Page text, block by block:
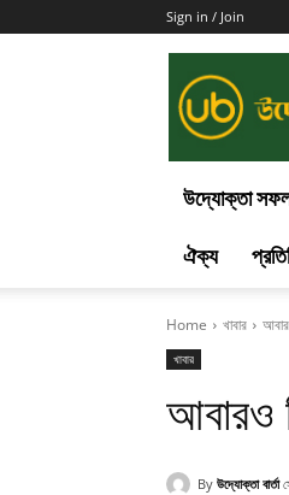
Sign in / Join
উদ্যোক্তা
ঐক্য
Home খাবার
খাবার
আবারও
By উদ্যোক্তা বার্তা